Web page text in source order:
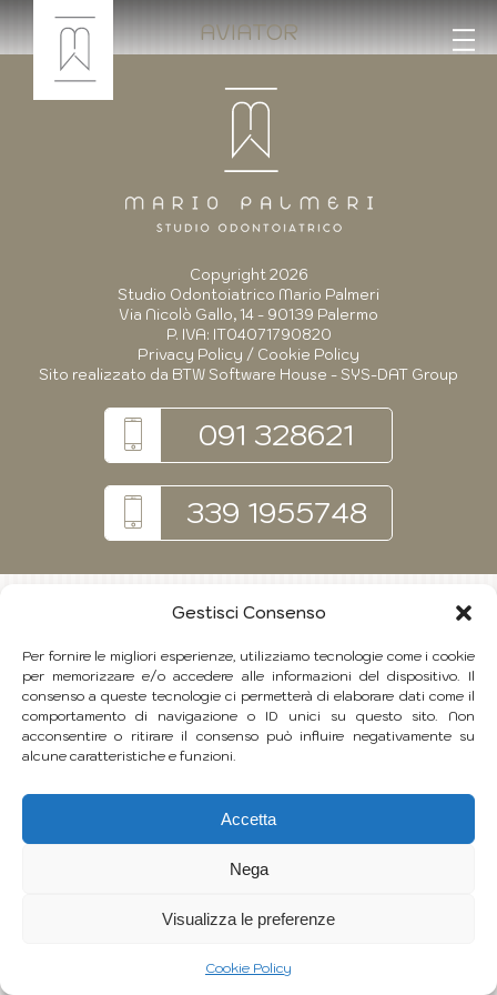
Gestisci Consenso
Per fornire le migliori esperienze, utilizziamo tecnologie come i cookie
per memorizzare e/o accedere alle informazioni del dispositivo. Il
consenso a queste tecnologie ci permetterà di elaborare dati come il
comportamento di navigazione o ID unici su questo sito. Non
acconsentire o ritirare il consenso può influire negativamente su
alcune caratteristiche e funzioni.
Accetta
Nega
Visualizza le preferenze
Cookie Policy
AVIATOR
Copyright 2026
Studio Odontoiatrico Mario Palmeri
Via Nicolò Gallo, 14 - 90139 Palermo
P. IVA: IT04071790820
Privacy Policy / Cookie Policy
Sito realizzato da BTW Software House - SYS-DAT Group
091 328621
339 1955748